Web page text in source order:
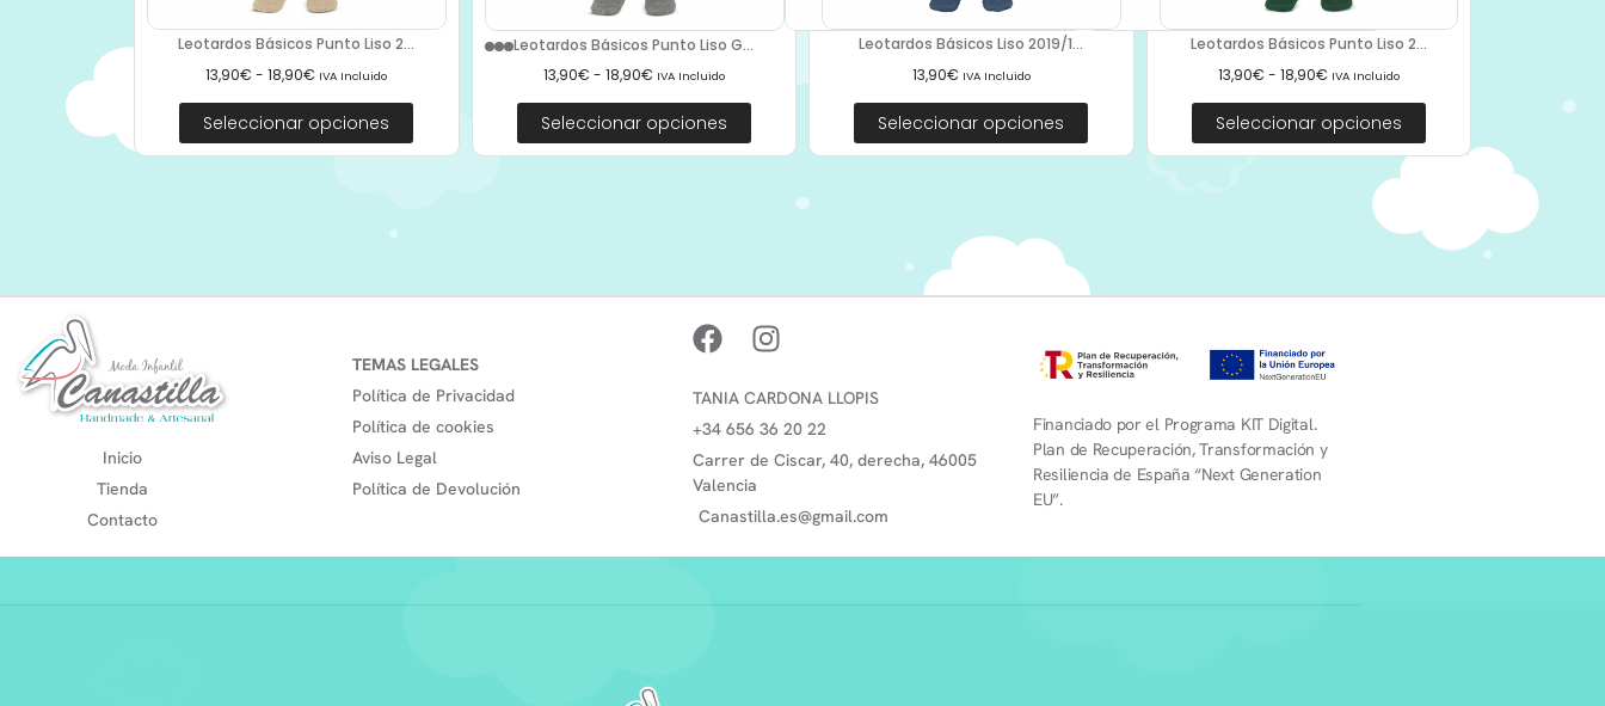
Leotardos Básicos Punto Liso 2...
13,90€ - 18,90€ IVA Incluido
Seleccionar opciones
Leotardos Básicos Punto Liso G...
13,90€ - 18,90€ IVA Incluido
Seleccionar opciones
Leotardos Básicos Liso 2019/1...
13,90€ IVA Incluido
Seleccionar opciones
Leotardos Básicos Punto Liso 2...
13,90€ - 18,90€ IVA Incluido
Seleccionar opciones
Inicio
Tienda
Contacto
TEMAS LEGALES
Política de Privacidad
Política de cookies
Aviso Legal
Política de Devolución
TANIA CARDONA LLOPIS
+34 656 36 20 22
Carrer de Ciscar, 40, derecha, 46005
Valencia
Canastilla.es@gmail.com
Financiado por el Programa KIT Digital.
Plan de Recuperación, Transformación y
Resiliencia de España “Next Generation
EU”.